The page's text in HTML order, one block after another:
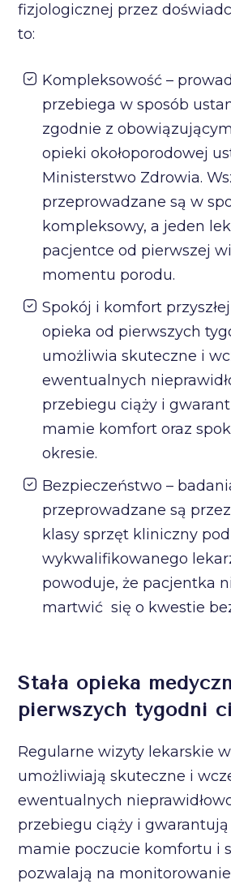
fizjologicznej przez
to:
Kompleksowość –
przebiega w sposób
zgodnie z
opieki okołoporodowej
Ministerstwo Zdrowia.
przeprowadzane są w
kompleksowy, a jeden
pacjentce od pierwszej
momentu porodu.
Spokój i komfort
opieka od pierwszych
umożliwia skuteczne i
ewentualnych
przebiegu ciąży i
mamie komfort oraz
okresie.
Bezpieczeństwo –
przeprowadzane są
klasy sprzęt kliniczny
wykwalifikowanego
powoduje, że pacjentka
martwić się o kwestie
Stała opieka
pierwszych tygodni
Regularne wizyty lekarskie
umożliwiają skuteczne i
ewentualnych
przebiegu ciąży i gwarantują
mamie poczucie komfortu i
pozwalają na